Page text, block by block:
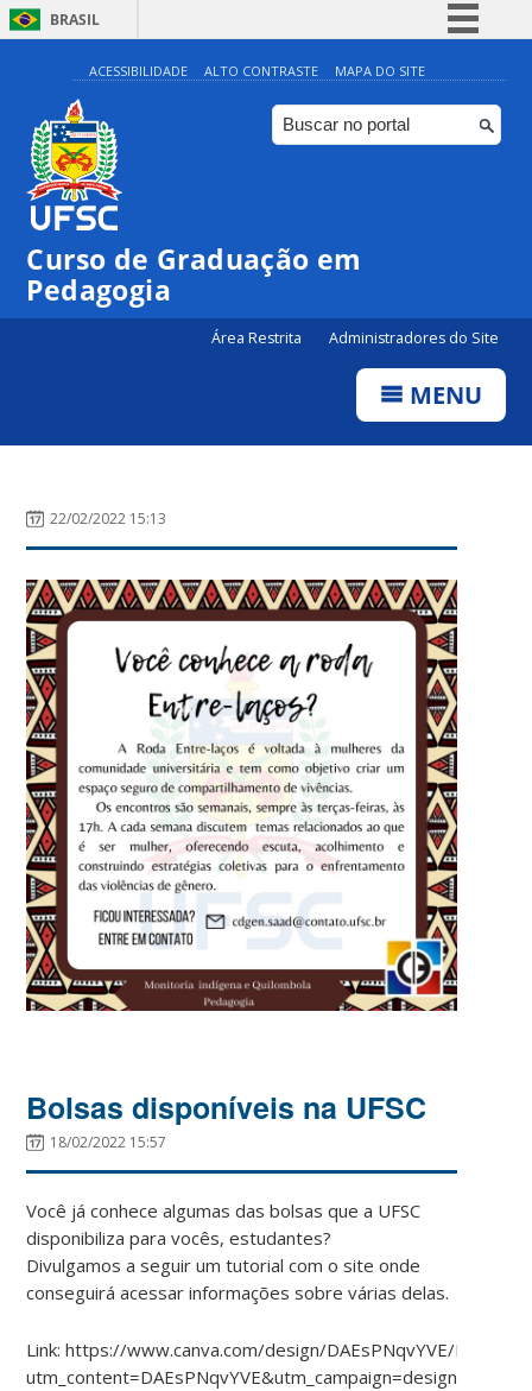
BRASIL
Simplifique!
Comunica BR
Participe
Canais
ACESSIBILIDADE ALTO CONTRASTE MAPA DO SITE
Curso de Graduação em
Pedagogia
Área Restrita Administradores do Site
MENU
22/02/2022 15:13
Bolsas disponíveis na UFSC
18/02/2022 15:57
Você já conhece algumas das bolsas que a UFSC
disponibiliza para vocês, estudantes?
Divulgamos a seguir um tutorial com o site onde
conseguirá acessar informações sobre várias delas.
Link: https://www.canva.com/design/DAEsPNqvYVE/